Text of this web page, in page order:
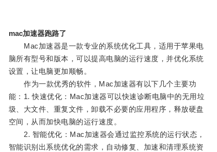
mac加速器跑路了
Mac加速器是一款专业的系统优化工具，适用于苹果电
脑所有型号和版本，可以提高电脑的运行速度，并优化系统
设置，让电脑更加顺畅。
作为一款优秀的软件，Mac加速器有以下几个主要功
能：1. 快速优化：Mac加速器可以快速诊断电脑中的无用垃
圾、大文件、重复文件，卸载不必要的应用程序，释放硬盘
空间，从而加快电脑的运行速度。
2. 智能优化：Mac加速器会通过监控系统的运行状态，
智能识别出系统优化的需求，自动修复、加速和清理系统资